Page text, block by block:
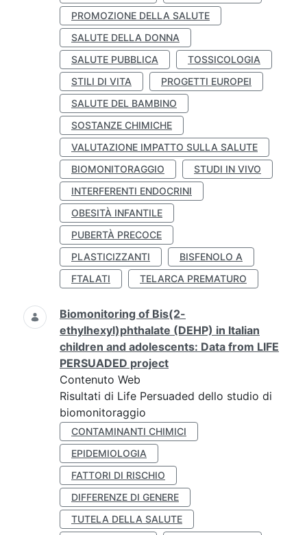
PROMOZIONE DELLA SALUTE
SALUTE DELLA DONNA
SALUTE PUBBLICA
TOSSICOLOGIA
STILI DI VITA
PROGETTI EUROPEI
SALUTE DEL BAMBINO
SOSTANZE CHIMICHE
VALUTAZIONE IMPATTO SULLA SALUTE
BIOMONITORAGGIO
STUDI IN VIVO
INTERFERENTI ENDOCRINI
OBESITÀ INFANTILE
PUBERTÀ PRECOCE
PLASTICIZZANTI
BISFENOLO A
FTALATI
TELARCA PREMATURO
Biomonitoring of Bis(2-
ethylhexyl)phthalate (DEHP) in Italian
children and adolescents: Data from LIFE
PERSUADED project
Contenuto Web
Risultati di Life Persuaded dello studio di
biomonitoraggio
CONTAMINANTI CHIMICI
EPIDEMIOLOGIA
FATTORI DI RISCHIO
DIFFERENZE DI GENERE
TUTELA DELLA SALUTE